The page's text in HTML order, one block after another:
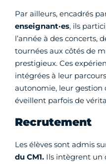
Par ailleurs, encadrés
enseignant·es, ils
l’année à des concerts,
tournées aux côtés de
prestigieux. Ces
intégrées à leur
autonomie, leur gestion
éveillent parfois de
Recrutement
Les élèves sont admis
du CM1. Ils intègrent un